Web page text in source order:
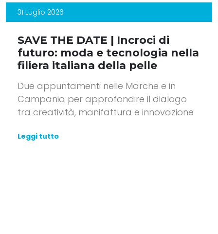
31 Luglio 2026
SAVE THE DATE | Incroci di
futuro: moda e tecnologia nella
filiera italiana della pelle
Due appuntamenti nelle Marche e in
Campania per approfondire il dialogo
tra creatività, manifattura e innovazione
Leggi tutto